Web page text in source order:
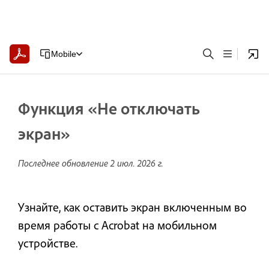
Mobile
Функция «Не отключать
экран»
Последнее обновление2 июл. 2026 г.
Узнайте, как оставить экран включенным во
время работы с Acrobat на мобильном
устройстве.